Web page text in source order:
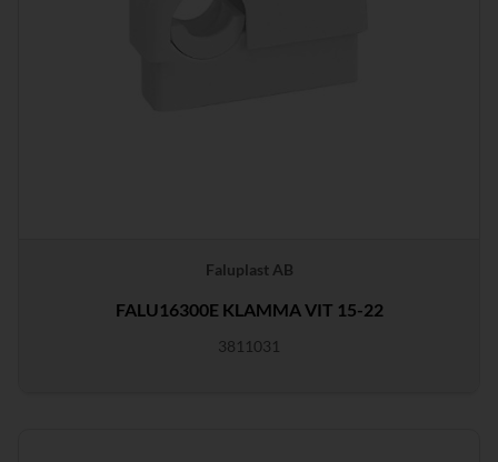
Faluplast AB
FALU16300E KLAMMA VIT 15-22
3811031